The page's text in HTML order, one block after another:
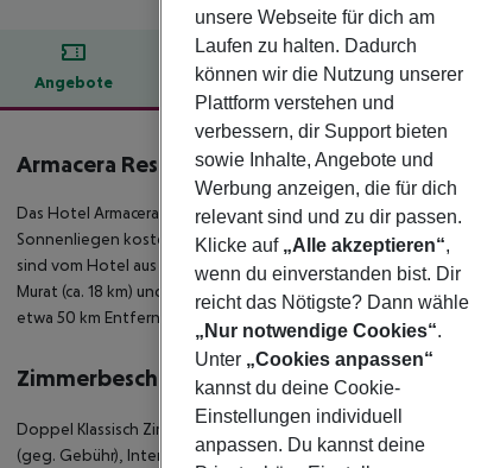
Angebote Hotelbeschreibung
Hotelbeschreibung
Armacera Resort
3.5
Das Hotel Armacera Resort liegt in der Umgebung des privaten
Sonnenliegen kostenlos verfügbar. Die nächstgelegene Stadt ist
sind vom Hotel aus erreichbar: Spiaggia Paradiso del Sub (ca. 2
Murat (ca. 18 km) und Castello Servo - Normanno (ca. 20 km). Der
etwa 50 km Entfernung.
Zimmerbeschreibung
Doppel Klassisch Zimmer (Gartenblick):Die Zimmer sind
(geg. Gebühr), Internet (kostenlos), Safe (kostenlos) und
unsere Webseite für dich am
Laufen zu halten. Dadurch
können wir die Nutzung unserer
Plattform verstehen und
verbessern, dir Support bieten
sowie Inhalte, Angebote und
Werbung anzeigen, die für dich
relevant sind und zu dir passen.
Klicke auf „Alle akzeptieren“,
wenn du einverstanden bist. Dir
reicht das Nötigste? Dann wähle
„Nur notwendige Cookies“.
Unter „Cookies anpassen“
kannst du deine Cookie-
Einstellungen individuell
anpassen. Du kannst deine